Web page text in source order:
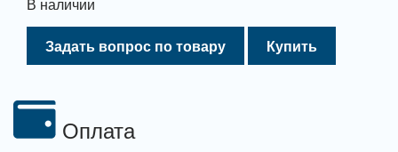
В наличии
Задать вопрос по товару Купить
Оплата